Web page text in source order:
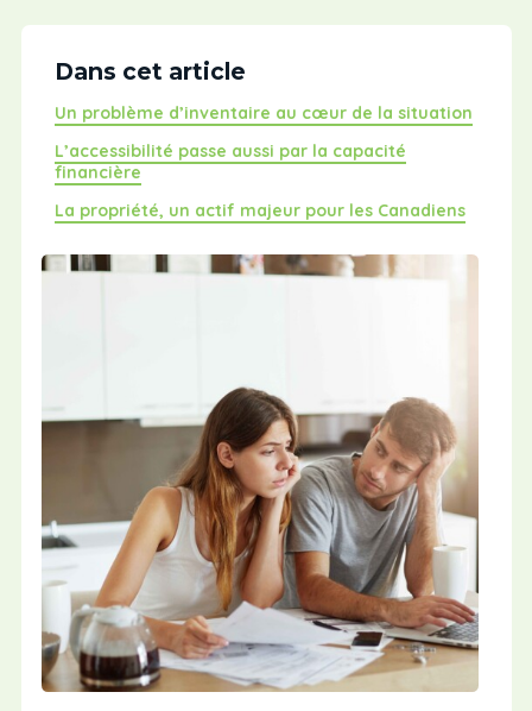
Dans cet article
Un problème d’inventaire au cœur de la situation
L’accessibilité passe aussi par la capacité
financière
La propriété, un actif majeur pour les Canadiens